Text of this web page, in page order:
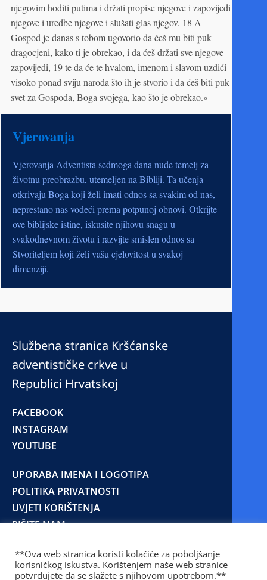
njegovim hoditi putima i držati propise njegove i zapovijedi
njegove i uredbe njegove i slušati glas njegov. 18 A
Gospod je danas s tobom ugovorio da ćeš mu biti puk
dragocjeni, kako ti je obrekao, i da ćeš držati sve njegove
zapovijedi, 19 te da će te hvalom, imenom i slavom uzdići
visoko ponad sviju naroda što ih je stvorio i da ćeš biti puk
svet za Go­spoda, Boga svojega, kao što je obrekao.«
Vjerovanja
Vjerovanja Adventista sedmoga dana nude temelj za
životnu preobrazbu, utemeljen na Bibliji. Ta učenja
otkrivaju Boga koji želi imati odnos sa svakim od nas,
neprestano nas vodeći prema potpunoj obnovi. Otkrijte
ove biblijske istine, iskusite njihovu snagu u
svakodnevnom životu i razvijte smislen odnos sa
Stvoriteljem koji želi vašu cjelovitost u svakoj
dimenziji.
Službena stranica Kršćanske
adventističke crkve u
Republici Hrvatskoj
FACEBOOK
INSTAGRAM
YOUTUBE
UPORABA IMENA I LOGOTIPA
POLITIKA PRIVATNOSTI
UVJETI KORIŠTENJA
PIŠITE NAM
© 2025 Copyright © 2023 Kršćanska adventistička
**Ova web stranica koristi kolačiće za poboljšanje
korisničkog iskustva. Korištenjem naše web stranice
potvrđujete da se slažete s njihovom upotrebom.**